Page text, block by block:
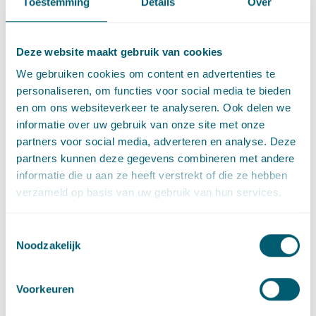
Deze website maakt gebruik van cookies
We gebruiken cookies om content en advertenties te
personaliseren, om functies voor social media te bieden
en om ons websiteverkeer te analyseren. Ook delen we
informatie over uw gebruik van onze site met onze
partners voor social media, adverteren en analyse. Deze
partners kunnen deze gegevens combineren met andere
informatie die u aan ze heeft verstrekt of die ze hebben
verzameld op basis van uw gebruik van hun services.
Noodzakelijk
Voorkeuren
verdelingsprocedure bekend worden gemaakt en moet
gesteld. De burgemeester van Vlaardingen heeft dit nagelaten.
De Afdeling oordeelt verder dat in een gemeentelijke
verordening beperkingen gesteld mogen worden aan de
mededinging, maar die mag daarmee niet volledig worden
uitgesloten. Bij de gemeentelijke verordening van Vlaardingen
is een kaart gevoegd die het gebied vastlegt waarbinnen een
speelautomatenhal is toegestaan. Binnen het gebied zijn,
naast de locatie Hommerson, geen alternatieve locaties
aanwezig voor het vestigen van een speelautomatenhal,
toegestaan. De gemeentelijke verordening is dan immers in
aanwezigheidsvergunning worden door de Afdeling vernietigd.